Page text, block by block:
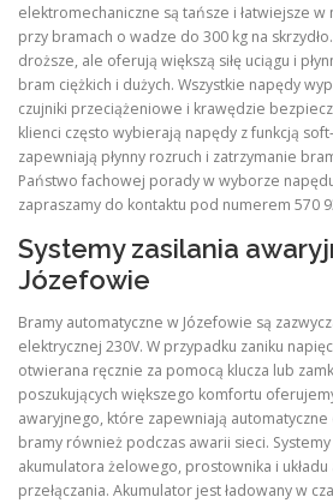
elektromechaniczne są tańsze i łatwiejsze
przy bramach o wadze do 300 kg na
droższe, ale oferują większą siłę uciągu i
bram ciężkich i dużych. Wszystkie napędy
czujniki przeciążeniowe i krawędzie
klienci często wybierają napędy z funkcją
zapewniają płynny rozruch i zatrzymanie
Państwo fachowej porady w wyborze
zapraszamy do kontaktu pod numerem 570
Systemy zasilania
Józefowie
Bramy automatyczne w Józefowie są
elektrycznej 230V. W przypadku zaniku
otwierana ręcznie za pomocą klucza lub
poszukujących większego komfortu
awaryjnego, które zapewniają
bramy również podczas awarii sieci. Systemy
akumulatora żelowego, prostownika i
przełączania. Akumulator jest ładowany w